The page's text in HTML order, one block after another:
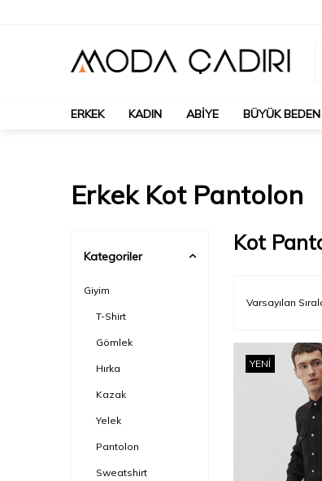
ERKEK KADIN ABIYE BÜYÜK BEDEN
Erkek Kot Pantolon
Kategoriler
Giyim
T-Shirt
Gömlek
Hırka
Kazak
Yelek
Pantolon
Sweatshirt
Kot
YENI